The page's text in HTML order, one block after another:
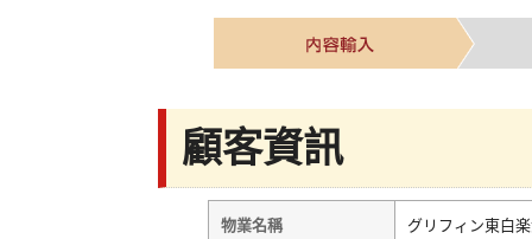
顧客資訊
物業名稱 グリフィン東白